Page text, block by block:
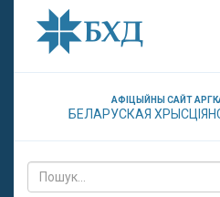
АФІЦЫЙНЫ САЙТ
БЕЛАРУСКАЯ